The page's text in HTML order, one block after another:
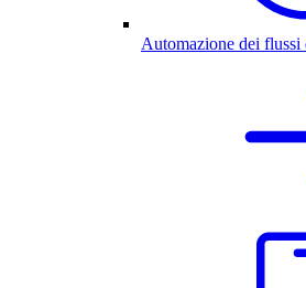
Automazione dei